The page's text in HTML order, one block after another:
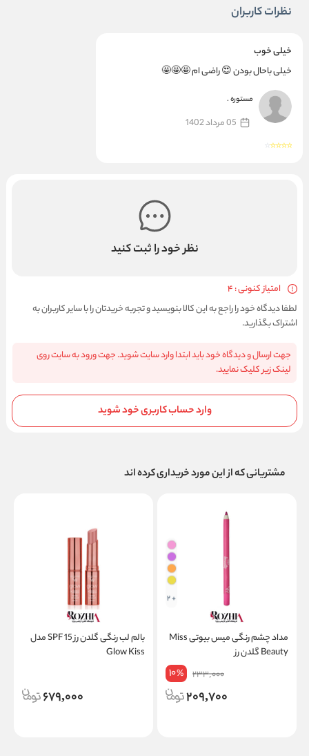
نظرات کاربران
خیلی خوب
خیلی باحال بودن 😍 راضی ام 🤩🤩🤩
مستوره .
05 مرداد 1402
نظر خود را ثبت کنید
امتیاز کنونی : 4
لطفا دیدگاه خود را راجع به این کالا بنویسید و تجربه خریدتان را با سایر کاربران به
اشتراک بگذارید.
جهت ارسال و دیدگاه خود باید ابتدا وارد سایت شوید. جهت ورود به سایت روی
لینک زیر کلیک نمایید.
وارد حساب کاربری خود شوید
مشتریانی که از این مورد خریداری کرده اند
+ 2
مداد چشم رنگی میس بیوتی Miss
Beauty گلدن رز
233,000
10%
209,700
بالم لب رنگی گلدن رز SPF 15 مدل
Glow Kiss
679,000